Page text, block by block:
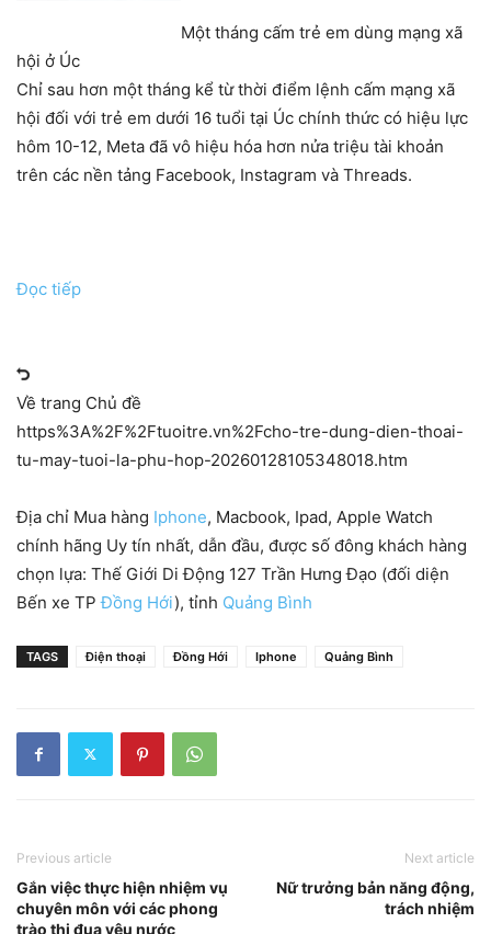
Một tháng cấm trẻ em dùng mạng xã
hội ở Úc
Chỉ sau hơn một tháng kể từ thời điểm lệnh cấm mạng xã
hội đối với trẻ em dưới 16 tuổi tại Úc chính thức có hiệu lực
hôm 10-12, Meta đã vô hiệu hóa hơn nửa triệu tài khoản
trên các nền tảng Facebook, Instagram và Threads.
Đọc tiếp
Về trang Chủ đề
https%3A%2F%2Ftuoitre.vn%2Fcho-tre-dung-dien-thoai-
tu-may-tuoi-la-phu-hop-20260128105348018.htm
Địa chỉ Mua hàng Iphone, Macbook, Ipad, Apple Watch
chính hãng Uy tín nhất, dẫn đầu, được số đông khách hàng
chọn lựa: Thế Giới Di Động 127 Trần Hưng Đạo (đối diện
Bến xe TPĐồng Hới), tỉnh Quảng Bình
TAGS Điện thoại Đồng Hới Iphone Quảng Bình
Previous article
Gắn việc thực hiện nhiệm vụ
chuyên môn với các phong
trào thi đua yêu nước
Next article
Nữ trưởng bản năng động,
trách nhiệm